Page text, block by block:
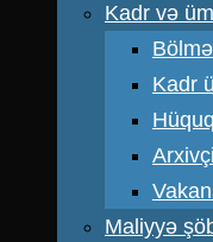
Kadr və
Kadr
Arxivçi
Maliyyə